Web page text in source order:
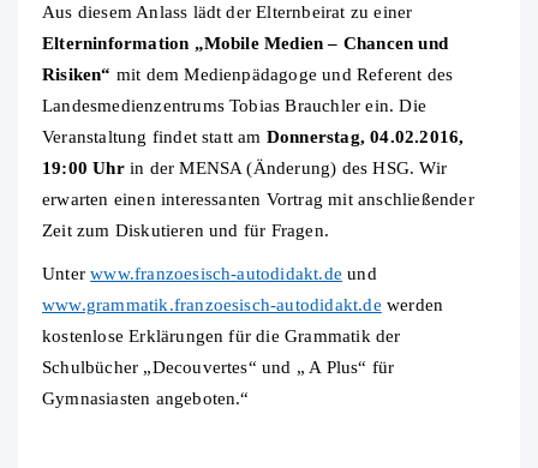
Aus diesem Anlass lädt der Elternbeirat zu einer
Elterninformation „Mobile Medien – Chancen und
Risiken“ mit dem Medienpädagoge und Referent des
Landesmedienzentrums Tobias Brauchler ein. Die
Veranstaltung findet statt am Donnerstag, 04.02.2016,
19:00 Uhr in der MENSA (Änderung) des HSG. Wir
erwarten einen interessanten Vortrag mit anschließender
Zeit zum Diskutieren und für Fragen.
Unterwww.franzoesisch-autodidakt.de und
www.grammatik.franzoesisch-autodidakt.de werden
kostenlose Erklärungen für die Grammatik der
Schulbücher „Decouvertes“ und „ A Plus“ für
Gymnasiasten angeboten.“